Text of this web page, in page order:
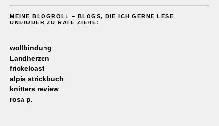
MEINE BLOGROLL – BLOGS, DIE ICH GERNE LESE
UND/ODER ZU RATE ZIEHE:
wollbindung
Landherzen
frickelcast
alpis strickbuch
knitters review
rosa p.